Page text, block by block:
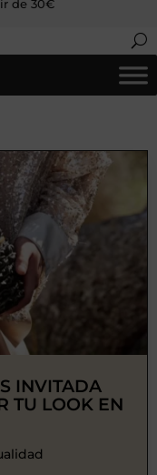
de 30€
INVITADA
TU LOOK EN